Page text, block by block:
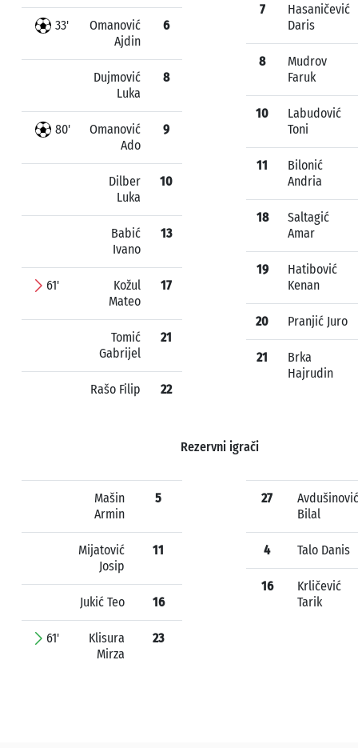
33'
Omanović
Ajdin
6
Dujmović
Luka
8
80'
Omanović
Ado
9
Dilber
Luka
10
Babić
Ivano
13
61'
Kožul
Mateo
17
Tomić
Gabrijel
21
Rašo Filip 22
7
Hasaničević
Daris
8
Mudrov
Faruk
10
Labudović
Toni
11
Bilonić
Andria
18
Saltagić
Amar
19
Hatibović
Kenan
20 Pranjić Juro
21
Brka
Hajrudin
Rezervni igrači
Mašin
Armin
5
Mijatović
Josip
11
Jukić Teo 16
61'
Klisura
Mirza
23
27
Avdušinović
Bilal
4 Talo Danis
16
Krličević
Tarik